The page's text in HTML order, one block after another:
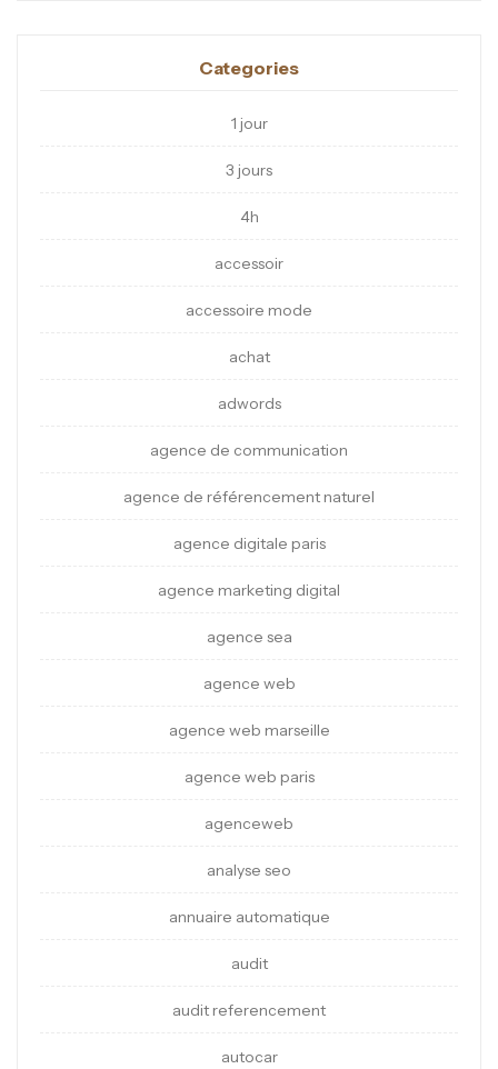
Categories
1 jour
3 jours
4h
accessoir
accessoire mode
achat
adwords
agence de communication
agence de référencement naturel
agence digitale paris
agence marketing digital
agence sea
agence web
agence web marseille
agence web paris
agenceweb
analyse seo
annuaire automatique
audit
audit referencement
autocar